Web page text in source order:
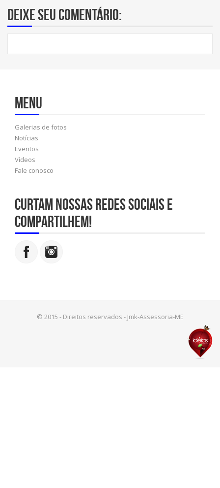
Deixe seu comentário:
Menu
Galerias de fotos
Notícias
Eventos
Vídeos
Fale conosco
Curtam nossas redes sociais e
compartilhem!
© 2015 - Direitos reservados - Jmk-Assessoria-ME